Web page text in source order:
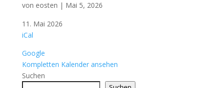
von eosten | Mai 5, 2026
Radfahrausbildung
Klasse
11. Mai 2026
iCal
Google
Kompletten Kalender ansehen
Suchen